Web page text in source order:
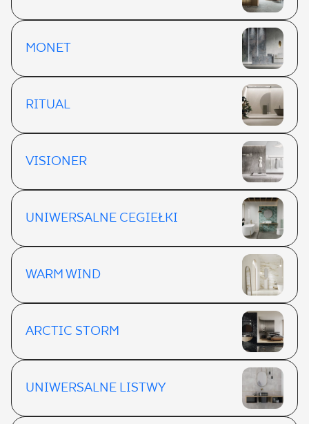
MONET
RITUAL
VISIONER
UNIWERSALNE CEGIEŁKI
WARM WIND
ARCTIC STORM
UNIWERSALNE LISTWY